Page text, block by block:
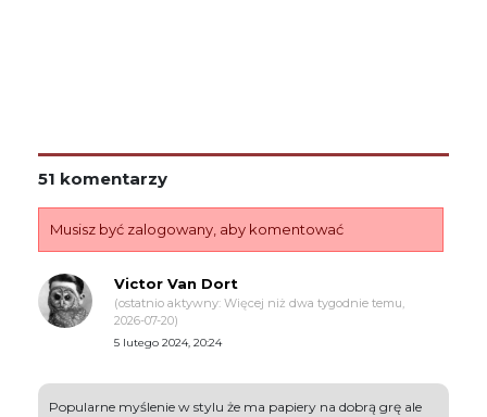
51 komentarzy
Musisz być zalogowany, aby komentować
Victor Van Dort
(ostatnio aktywny: Więcej niż dwa tygodnie temu,
2026-07-20)
5 lutego 2024, 20:24
Popularne myślenie w stylu że ma papiery na dobrą grę ale